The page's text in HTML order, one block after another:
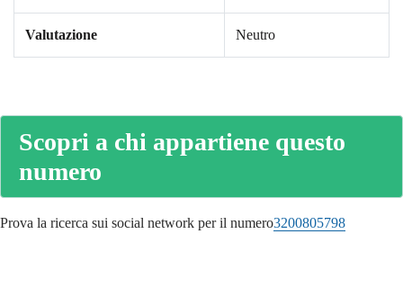
Valutazione Neutro
Scopri a chi appartiene questo
numero
Prova la ricerca sui social network per il numero3200805798